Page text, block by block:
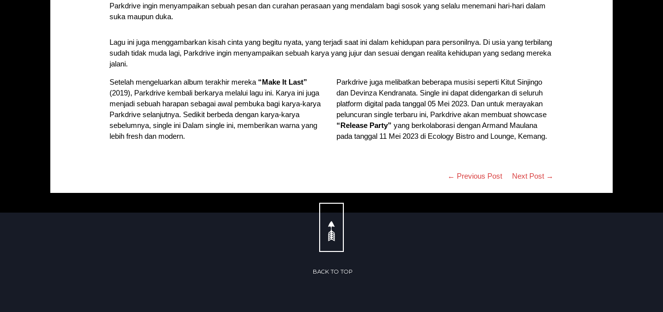
Parkdrive ingin menyampaikan sebuah pesan dan curahan perasaan yang mendalam bagi sosok yang selalu menemani hari-hari dalam
suka maupun duka.
Lagu ini juga menggambarkan kisah cinta yang begitu nyata, yang terjadi saat ini dalam kehidupan para personilnya. Di usia yang terbilang
sudah tidak muda lagi, Parkdrive ingin menyampaikan sebuah karya yang jujur dan sesuai dengan realita kehidupan yang sedang mereka
jalani.
Setelah mengeluarkan album terakhir mereka “Make It Last”
(2019), Parkdrive kembali berkarya melalui lagu ini. Karya ini juga
menjadi sebuah harapan sebagai awal pembuka bagi karya-karya
Parkdrive selanjutnya. Sedikit berbeda dengan karya-karya
sebelumnya, single ini Dalam single ini, memberikan warna yang
lebih fresh dan modern.
Parkdrive juga melibatkan beberapa musisi seperti Kitut Sinjingo
dan Devinza Kendranata. Single ini dapat didengarkan di seluruh
platform digital pada tanggal 05 Mei 2023. Dan untuk merayakan
peluncuran single terbaru ini, Parkdrive akan membuat showcase
“Release Party” yang berkolaborasi dengan Armand Maulana
pada tanggal 11 Mei 2023 di Ecology Bistro and Lounge, Kemang.
← Previous Post Next Post →
BACK TO TOP